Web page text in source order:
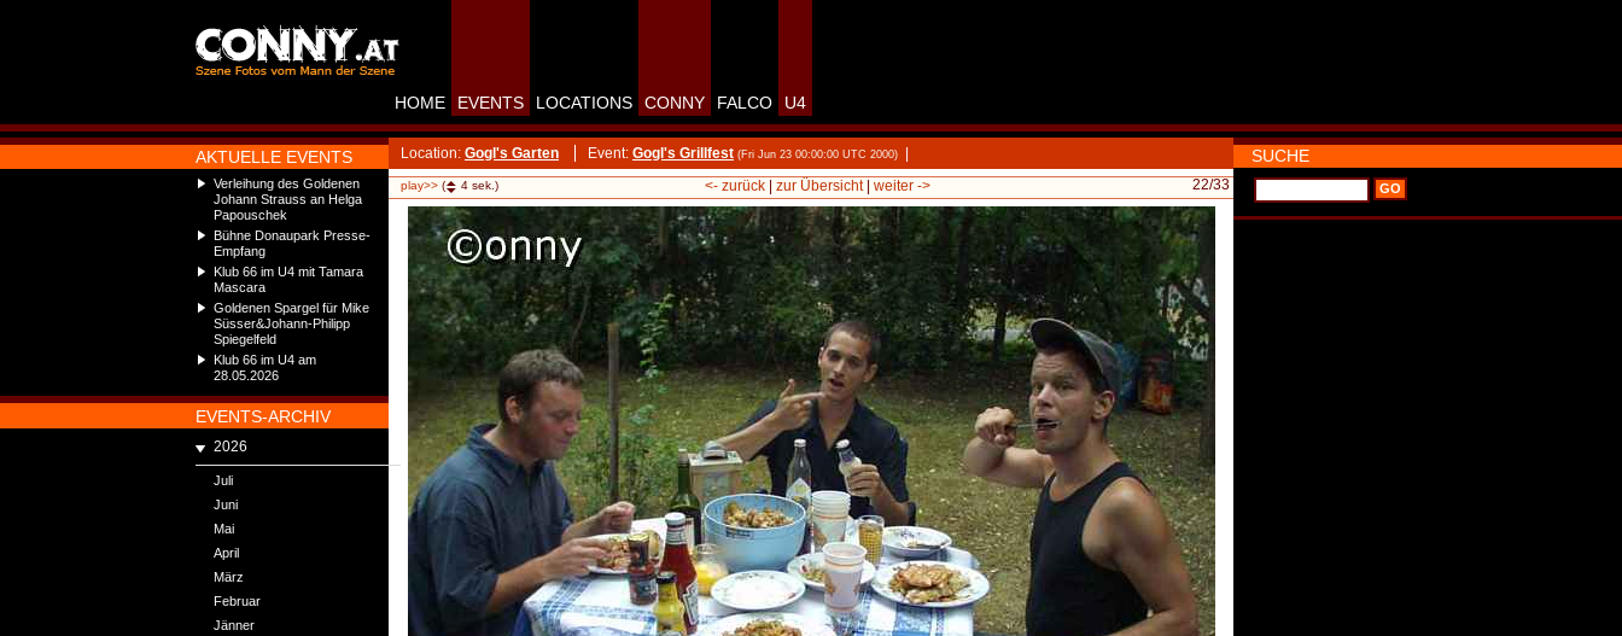
AKTUELLE EVENTS
Verleihung des Goldenen
Johann Strauss an Helga
Papouschek
Bühne Donaupark Presse-
Empfang
Klub 66 im U4 mit Tamara
Mascara
Goldenen Spargel für Mike
Süsser&Johann-Philipp
Spiegelfeld
Klub 66 im U4 am
28.05.2026
EVENTS-ARCHIV
2026
Juli
Juni
Mai
April
März
Februar
Jänner
HOME EVENTS LOCATIONS CONNY FALCO U4
Location: Gogl's Garten Event: Gogl's Grillfest (Fri Jun 23 00:00:00 UTC 2000)
play>> ( 4 sek.) 22/33
<- zurück| zur Übersicht| weiter ->
SUCHE